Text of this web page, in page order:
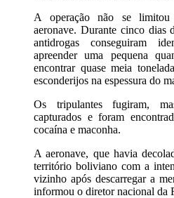
A operação não se limitou
aeronave. Durante cinco dias
antidrogas conseguiram
apreender uma pequena
encontrar quase meia
esconderijos na espessura do
Os tripulantes fugiram,
capturados e foram
cocaína e maconha.
A aeronave, que havia
território boliviano com a
vizinho após descarregar a
informou o diretor nacional da